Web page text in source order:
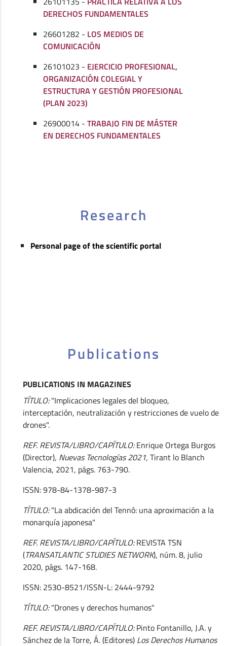
DERECHOS FUNDAMENTALES
26601282 - LOS MEDIOS DE
COMUNICACIÓN
26101023 - EJERCICIO PROFESIONAL,
ORGANIZACIÓN COLEGIAL Y
ESTRUCTURA Y GESTIÓN PROFESIONAL
(PLAN 2023)
26900014 -TRABAJO FIN DE MÁSTER
EN DERECHOS FUNDAMENTALES
Research
Personal page of the scientific portal
Publications
PUBLICATIONS IN MAGAZINES
TÍTULO:"Implicaciones legales del bloqueo,
interceptación, neutralización y restricciones de vuelo de
drones".
REF. REVISTA/LIBRO/CAPÍTULO:Enrique Ortega Burgos
(Director), Nuevas Tecnologías 2021, Tirant lo Blanch
Valencia, 2021, págs. 763-790.
ISSN: 978-84-1378-987-3
TÍTULO:"La abdicación del Tennô: una aproximación a la
monarquía japonesa"
REF. REVISTA/LIBRO/CAPÍTULO:REVISTA TSN
(TRANSATLANTIC STUDIES NETWORK), núm. 8, julio
2020, págs. 147-168.
ISSN: 2530-8521/ISSN-L: 2444-9792
TÍTULO:"Drones y derechos humanos"
REF. REVISTA/LIBRO/CAPÍTULO:Pinto Fontanillo, J.A. y
Sánchez de la Torre, Á. (Editores) Los Derechos Humanos